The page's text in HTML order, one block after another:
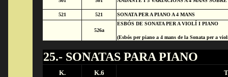
521 521 SONATA PER A PIANO A 4 MANS
526a
ESBÓS DE SONATA PER A VIOLÍ I PIANO
(Esbós per piano a 4 mans de la Sonata per a
25.- SONATAS PARA PIANO
K. K.6